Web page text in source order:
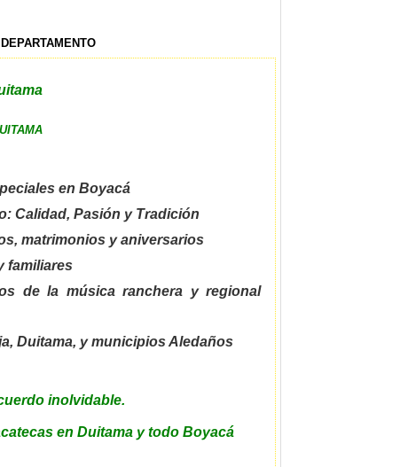
en Boyacá
Calidad, Pasión y Tradición
matrimonios y aniversarios
familiares
de la música ranchera y regional
Duitama, y municipios Aledaños
inolvidable.
en Duitama y todo Boyacá